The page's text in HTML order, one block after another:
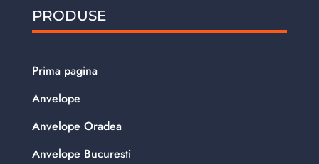
PRODUSE
Prima pagina
Anvelope
Anvelope Oradea
Anvelope Bucuresti